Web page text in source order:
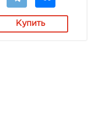
Купить